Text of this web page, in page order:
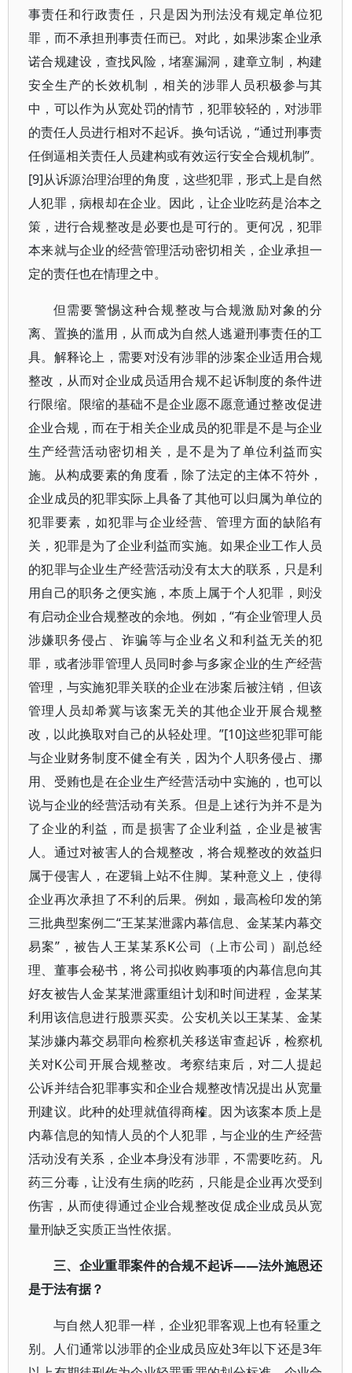
事责任和行政责任，只是因为刑法没有规定单位犯
罪，而不承担刑事责任而已。对此，如果涉案企业承
诺合规建设，查找风险，堵塞漏洞，建章立制，构建
安全生产的长效机制，相关的涉罪人员积极参与其
中，可以作为从宽处罚的情节，犯罪较轻的，对涉罪
的责任人员进行相对不起诉。换句话说，“通过刑事责
任倒逼相关责任人员建构或有效运行安全合规机制”。
[9]从诉源治理治理的角度，这些犯罪，形式上是自然
人犯罪，病根却在企业。因此，让企业吃药是治本之
策，进行合规整改是必要也是可行的。更何况，犯罪
本来就与企业的经营管理活动密切相关，企业承担一
定的责任也在情理之中。
但需要警惕这种合规整改与合规激励对象的分
离、置换的滥用，从而成为自然人逃避刑事责任的工
具。解释论上，需要对没有涉罪的涉案企业适用合规
整改，从而对企业成员适用合规不起诉制度的条件进
行限缩。限缩的基础不是企业愿不愿意通过整改促进
企业合规，而在于相关企业成员的犯罪是不是与企业
生产经营活动密切相关，是不是为了单位利益而实
施。从构成要素的角度看，除了法定的主体不符外，
企业成员的犯罪实际上具备了其他可以归属为单位的
犯罪要素，如犯罪与企业经营、管理方面的缺陷有
关，犯罪是为了企业利益而实施。如果企业工作人员
的犯罪与企业生产经营活动没有太大的联系，只是利
用自己的职务之便实施，本质上属于个人犯罪，则没
有启动企业合规整改的余地。例如，“有企业管理人员
涉嫌职务侵占、诈骗等与企业名义和利益无关的犯
罪，或者涉罪管理人员同时参与多家企业的生产经营
管理，与实施犯罪关联的企业在涉案后被注销，但该
管理人员却希冀与该案无关的其他企业开展合规整
改，以此换取对自己的从轻处理。”[10]这些犯罪可能
与企业财务制度不健全有关，因为个人职务侵占、挪
用、受贿也是在企业生产经营活动中实施的，也可以
说与企业的经营活动有关系。但是上述行为并不是为
了企业的利益，而是损害了企业利益，企业是被害
人。通过对被害人的合规整改，将合规整改的效益归
属于侵害人，在逻辑上站不住脚。某种意义上，使得
企业再次承担了不利的后果。例如，最高检印发的第
三批典型案例二“王某某泄露内幕信息、金某某内幕交
易案”，被告人王某某系K公司（上市公司）副总经
理、董事会秘书，将公司拟收购事项的内幕信息向其
好友被告人金某某泄露重组计划和时间进程，金某某
利用该信息进行股票买卖。公安机关以王某某、金某
某涉嫌内幕交易罪向检察机关移送审查起诉，检察机
关对K公司开展合规整改。考察结束后，对二人提起
公诉并结合犯罪事实和企业合规整改情况提出从宽量
刑建议。此种的处理就值得商榷。因为该案本质上是
内幕信息的知情人员的个人犯罪，与企业的生产经营
活动没有关系，企业本身没有涉罪，不需要吃药。凡
药三分毒，让没有生病的吃药，只能是企业再次受到
伤害，从而使得通过企业合规整改促成企业成员从宽
量刑缺乏实质正当性依据。
三、企业重罪案件的合规不起诉——法外施恩还
是于法有据？
与自然人犯罪一样，企业犯罪客观上也有轻重之
别。人们通常以涉罪的企业成员应处3年以下还是3年